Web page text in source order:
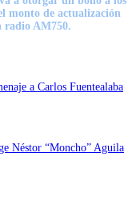
monto de actualización
radio AM750.
a Carlos Fuentealaba
Néstor “Moncho” Aguila